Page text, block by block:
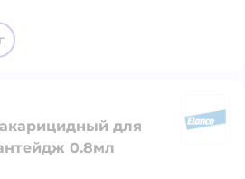
для
0.8мл